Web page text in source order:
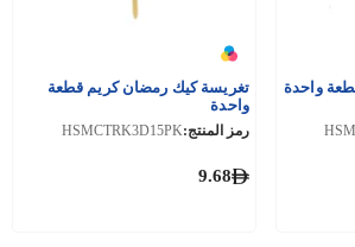
واحدة
تغريسة كيك رمضان كريم قطعة
واحدة
رمز المنتج:HSMCTRK3D15PK
9.68